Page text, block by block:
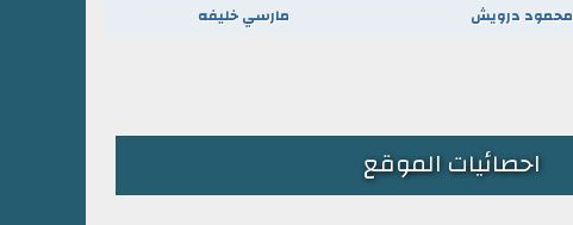
محمود درويش مارسي خليفه
احصائيات الموقع